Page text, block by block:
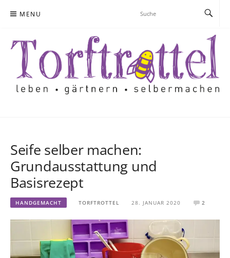
MENU
Seife selber machen:
Grundausstattung und
Basisrezept
HANDGEMACHT TORFTROTTEL 28. JANUAR 2020 2